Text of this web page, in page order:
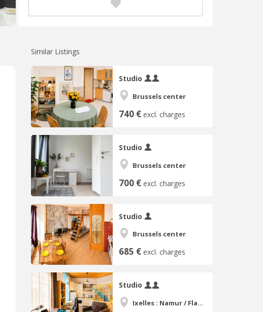
Similar Listings
Studio
Brussels center
740 € excl. charges
Studio
Brussels center
700 € excl. charges
Studio
Brussels center
685 € excl. charges
Studio
Ixelles : Namur / Flagey